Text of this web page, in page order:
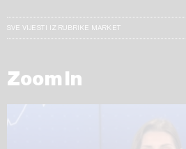
SVE VIJESTI IZ RUBRIKE MARKET
Zoom In